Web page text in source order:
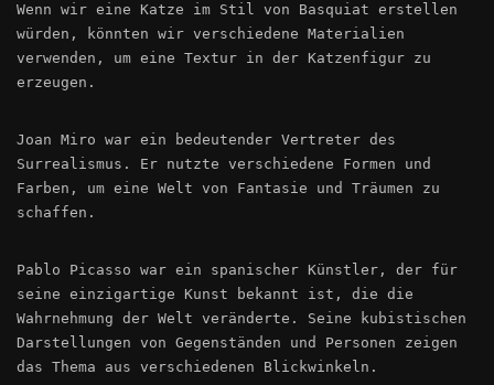
Wenn wir eine Katze im Stil von Basquiat erstellen
würden, könnten wir verschiedene Materialien
verwenden, um eine Textur in der Katzenfigur zu
erzeugen.
Joan Miro war ein bedeutender Vertreter des
Surrealismus. Er nutzte verschiedene Formen und
Farben, um eine Welt von Fantasie und Träumen zu
schaffen.
Pablo Picasso war ein spanischer Künstler, der für
seine einzigartige Kunst bekannt ist, die die
Wahrnehmung der Welt veränderte. Seine kubistischen
Darstellungen von Gegenständen und Personen zeigen
das Thema aus verschiedenen Blickwinkeln.